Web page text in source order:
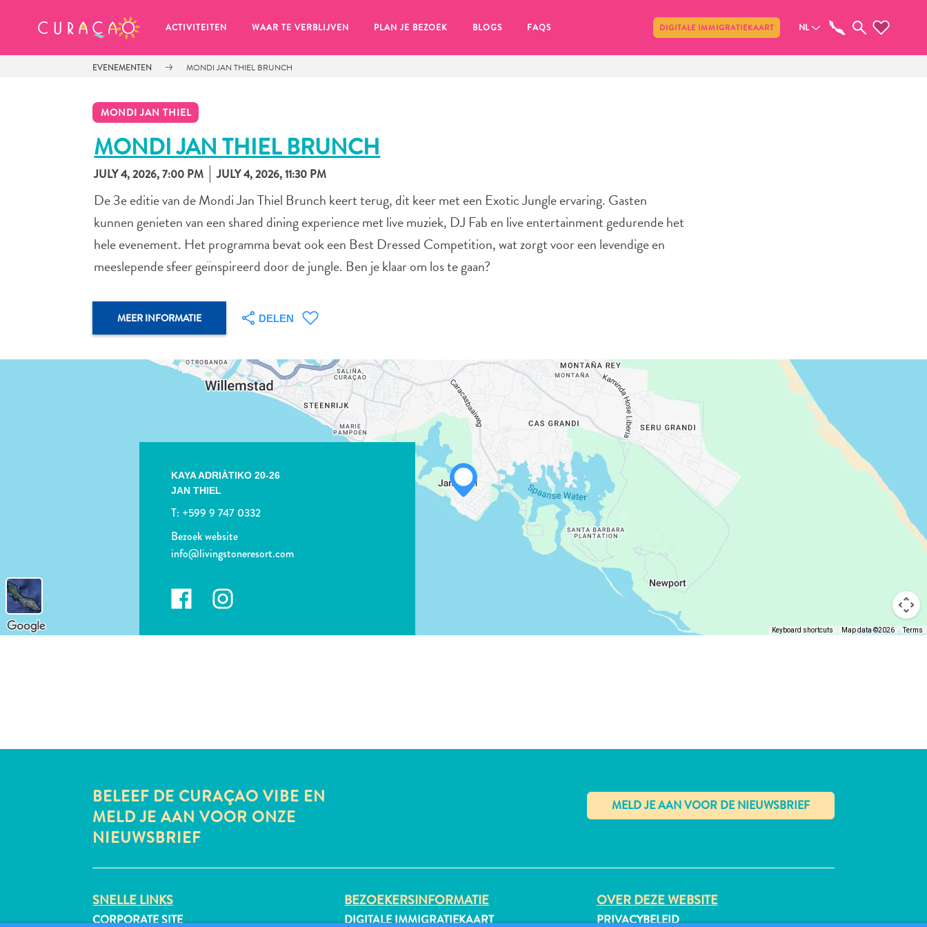
ACTIVITEITEN WAAR TE VERBLIJVEN PLAN JE BEZOEK BLOGS FAQS DIGITALE IMMIGRATIEKAART NL
EVENEMENTEN MONDI JAN THIEL BRUNCH
MONDI JAN THIEL
MONDI JAN THIEL BRUNCH
JULY 4, 2026, 7:00 PM JULY 4, 2026, 11:30 PM
De 3e editie van de Mondi Jan Thiel Brunch keert terug, dit keer met een Exotic Jungle ervaring. Gasten
kunnen genieten van een shared dining experience met live muziek, DJ Fab en live entertainment gedurende het
hele evenement. Het programma bevat ook een Best Dressed Competition, wat zorgt voor een levendige en
meeslepende sfeer geïnspireerd door de jungle. Ben je klaar om los te gaan?
MEER INFORMATIE DELEN
WHATSAPP
KAYA ADRIÀTIKO 20-26
JAN THIEL
T: +599 9 747 0332
Bezoek website
info@livingstoneresort.com
Keyboard shortcuts Map data ©2026 Terms
BELEEF DE CURAÇAO VIBE EN
MELD JE AAN VOOR ONZE
NIEUWSBRIEF
✕
SNELLE LINKS
CORPORATE SITE
BEZOEKERSINFORMATIE
DIGITALE IMMIGRATIEKAART
OVER DEZE WEBSITE
PRIVACYBELEID
MIJN FAVORIETEN Delen
Zo te zien heb je nog geen
Wanneer je iets op wil slaan om later nog eens te bekijken, klik op het